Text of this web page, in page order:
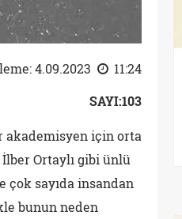
4.09.2023 11:24
SAYI:103
akademisyen için orta
Ortaylı gibi ünlü
çok sayıda insandan
bunun neden